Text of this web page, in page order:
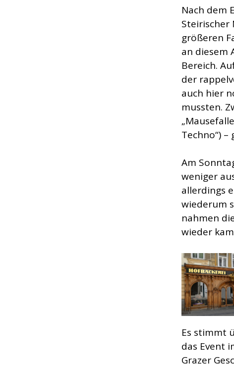
Nach dem
Steirischer
größeren
an diesem
Bereich.
der
auch hier
mussten.
Techno“)
Am
weniger
allerdings
wiederum
nahmen
wieder
Es stimmt
das Event
Grazer